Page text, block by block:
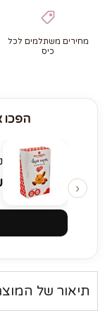
מחירים משתלמים לכל
כיס
›
תיאור של